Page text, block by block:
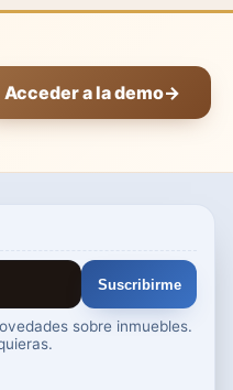
Acceder a la demo→
Suscribirme
sobre inmuebles.